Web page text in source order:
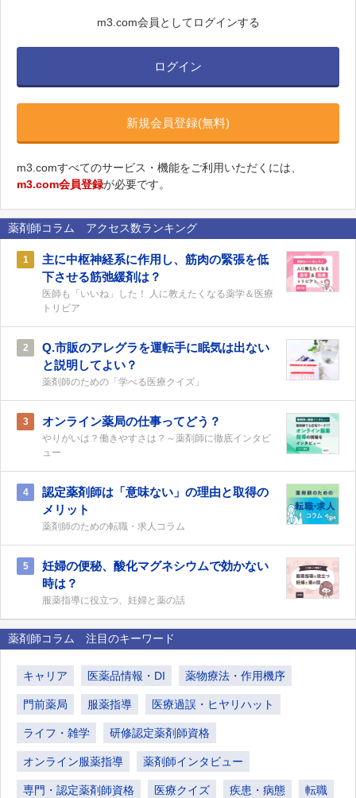
m3.com会員としてログインする
ログイン
新規会員登録(無料)
m3.comすべてのサービス・機能をご利用いただくには、
m3.com会員登録が必要です。
薬剤師コラム アクセス数ランキング
1
主に中枢神経系に作用し、筋肉の緊張を低
下させる筋弛緩剤は？
医師も「いいね」した！ 人に教えたくなる薬学＆医療
トリビア
2
Q.市販のアレグラを運転手に眠気は出ない
と説明してよい？
薬剤師のための「学べる医療クイズ」
3 オンライン薬局の仕事ってどう？
やりがいは？働きやすさは？～薬剤師に徹底インタビ
ュー
4
認定薬剤師は「意味ない」の理由と取得の
メリット
薬剤師のための転職・求人コラム
5
妊婦の便秘、酸化マグネシウムで効かない
時は？
服薬指導に役立つ、妊婦と薬の話
薬剤師コラム 注目のキーワード
キャリア 医薬品情報・DI 薬物療法・作用機序
門前薬局 服薬指導 医療過誤・ヒヤリハット
ライフ・雑学 研修認定薬剤師資格
オンライン服薬指導 薬剤師インタビュー
専門・認定薬剤師資格 医療クイズ 疾患・病態 転職